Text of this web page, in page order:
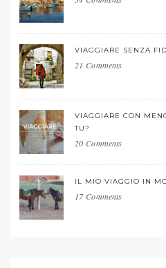
VIAGGIARE SENZA
21 Comments
VIAGGIARE CON
TU?
20 Comments
IL MIO VIAGGIO IN
17 Comments